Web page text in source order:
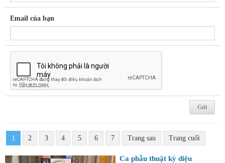
Email của bạn
1 2 3 4 5 6 7 Trang sau Trang cuối
Ca phẫu thuật kỳ diệu